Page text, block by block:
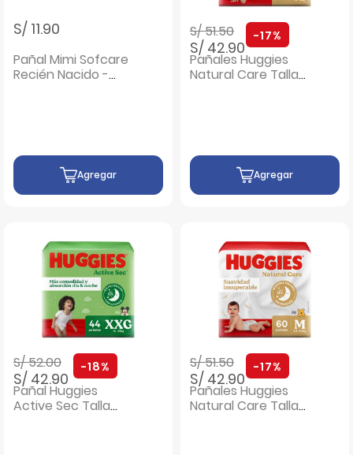
S/ 11.90
Pañal Mimi Sofcare
Recién Nacido -
Agregar
Precio rebajado de
S/ 51.50a
S/ 42.90
-17%
Pañales Huggies
Natural Care Talla
Agregar
Precio rebajado de
S/ 52.00a
S/ 42.90
-18%
Pañal Huggies
Active Sec Talla
Precio rebajado de
S/ 51.50a
S/ 42.90
-17%
Pañales Huggies
Natural Care Talla